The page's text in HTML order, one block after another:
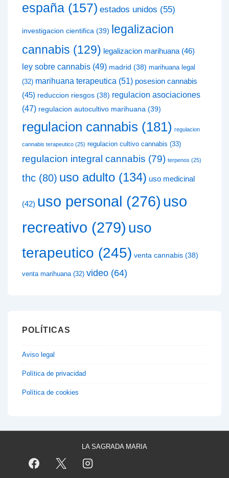
españa (157) estados unidos (55)
investigacion cientifica (39) legalizacion
cannabis (129) legalizacion marihuana (46)
ley sobre cannabis (49) madrid (38) marihuana legal
(32) marihuana terapeutica (51) posesion cannabis
(45) reduccion riesgos (38) regulacion asociaciones
(47) regulacion autocultivo marihuana (39)
regulacion cannabis (181) regulacion
cannabis terapeutico (25) regulacion cultivo cannabis (33)
regulacion integral cannabis (79) terpenos (25)
thc (80) uso adulto (134) uso medicinal
(42) uso personal (276) uso
recreativo (279) uso
terapeutico (245) venta cannabis (38)
venta marihuana(32) video (64)
POLÍTICAS
Aviso legal
Política de privacidad
Política de cookies
LA SAGRADA MARIA